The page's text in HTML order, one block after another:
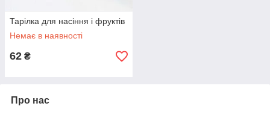
Тарілка для насіння і фруктів
Немає в наявності
62 ₴
Про нас